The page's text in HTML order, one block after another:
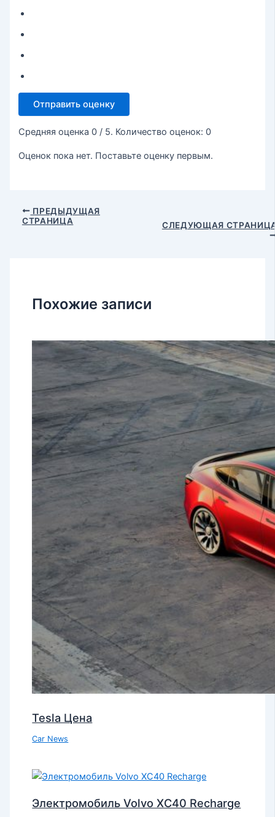
Отправить оценку
Средняя оценка 0 / 5. Количество оценок: 0
Оценок пока нет. Поставьте оценку первым.
ПРЕДЫДУЩАЯ
СТРАНИЦА
СЛЕДУЮЩАЯ
Похожие записи
Tesla Цена
Car News
Электромобиль Volvo XC40 Recharge